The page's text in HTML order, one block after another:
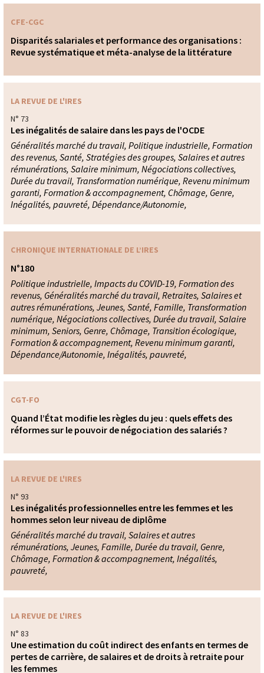
CFE-CGC
Disparités salariales et performance des organisations :
Revue systématique et méta-analyse de la littérature
Généralités marché du travail, Politique industrielle, Formation
des revenus, Santé, Stratégies des groupes, Salaires et autres
rémunérations, Salaire minimum, Négociations collectives,
Durée du travail, Transformation numérique, Revenu minimum
garanti, Formation & accompagnement, Chômage, Genre,
Inégalités, pauvreté, Dépendance/Autonomie,
LA REVUE DE L'IRES
N° 73
Les inégalités de salaire dans les pays de l'OCDE
Politique industrielle, Impacts du COVID-19, Formation des
revenus, Généralités marché du travail, Retraites, Salaires et
autres rémunérations, Jeunes, Santé, Famille, Transformation
numérique, Négociations collectives, Durée du travail, Salaire
minimum, Seniors, Genre, Chômage, Transition écologique,
Formation & accompagnement, Revenu minimum garanti,
Dépendance/Autonomie, Inégalités, pauvreté,
CHRONIQUE INTERNATIONALE DE L’IRES
N°180
CGT-FO
Quand l’État modifie les règles du jeu : quels effets des
réformes sur le pouvoir de négociation des salariés ?
Généralités marché du travail, Salaires et autres
rémunérations, Jeunes, Famille, Durée du travail, Genre,
Chômage, Formation & accompagnement, Inégalités,
pauvreté,
LA REVUE DE L'IRES
N° 93
Les inégalités professionnelles entre les femmes et les
hommes selon leur niveau de diplôme
LA REVUE DE L'IRES
N° 83
Une estimation du coût indirect des enfants en termes de
pertes de carrière, de salaires et de droits à retraite pour
les femmes